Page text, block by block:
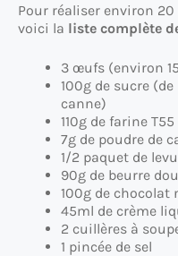
Pour réaliser environ
voici la liste complète
3 œufs (environ
100g de sucre
canne)
110g de farine T55
7g de poudre de
1/2 paquet de
90g de beurre
100g de
45ml de crème
2 cuillères à
1 pincée de sel